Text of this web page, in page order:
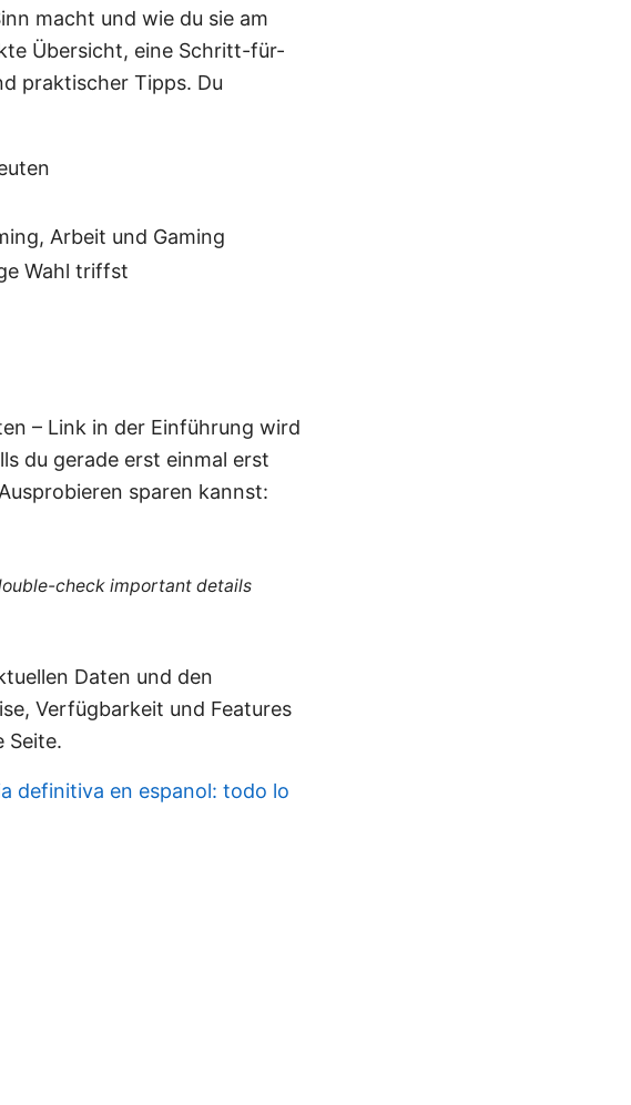
macht und wie du sie am
Übersicht, eine Schritt-für-
praktischer Tipps. Du
Arbeit und Gaming
Wahl triffst
– Link in der Einführung wird
du gerade erst einmal erst
sparen kannst:
check important details
Daten und den
Verfügbarkeit und Features
Seite.
definitiva en espanol: todo lo